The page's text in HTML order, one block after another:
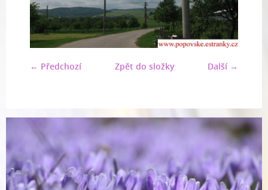
← Předchozí Další →
Zpět do složky